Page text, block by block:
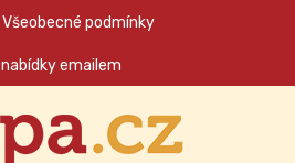
Všeobecné podmínky
nabídky emailem